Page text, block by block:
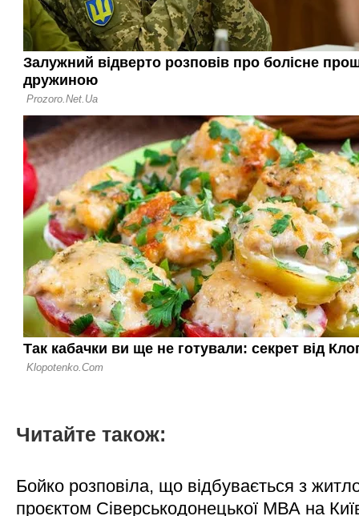
Читайте також:
Бойко розповіла, що відбувається з
проєктом Сіверськодонецької МВА на